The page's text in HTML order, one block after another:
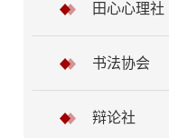
田心心理社
书法协会
辩论社